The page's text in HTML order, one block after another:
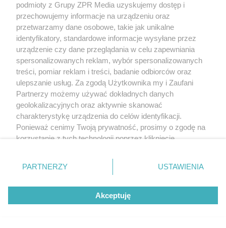
podmioty z Grupy ZPR Media uzyskujemy dostęp i
przechowujemy informacje na urządzeniu oraz
przetwarzamy dane osobowe, takie jak unikalne
identyfikatory, standardowe informacje wysyłane przez
urządzenie czy dane przeglądania w celu zapewniania
spersonalizowanych reklam, wybór spersonalizowanych
treści, pomiar reklam i treści, badanie odbiorców oraz
ulepszanie usług. Za zgodą Użytkownika my i Zaufani
Partnerzy możemy używać dokładnych danych
geolokalizacyjnych oraz aktywnie skanować
charakterystykę urządzenia do celów identyfikacji.
Ponieważ cenimy Twoją prywatność, prosimy o zgodę na
korzystanie z tych technologii poprzez kliknięcie
zmienić/wycofać klikając przycisk ustawień prywatności
znajdujący się w lewym dolnym rogu strony
rodzaje przetwarzania danych nie wymagają zgody
użytkownika, ale masz prawo sprzeciwić się takiemu
przetwarzaniu. Preferencje będą miały zastosowanie tylko
PARTNERZY USTAWIENIA
Akceptuję